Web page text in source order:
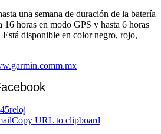
una semana de duración de la batería
16 horas en modo GPS y hasta 6 horas
disponible en color negro, rojo,
reloj
Copy URL to clipboard